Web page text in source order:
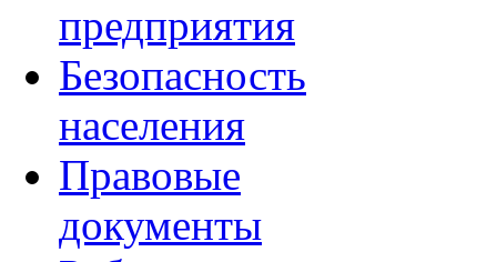
предприятия
Безопасность
населения
Правовые
документы